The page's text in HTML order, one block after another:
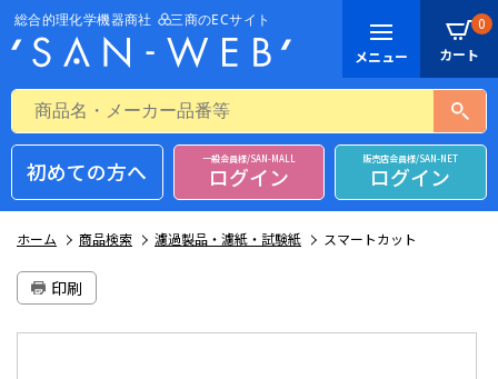
0
初めての方へ 一般会員様/SAN-MALL
ログイン
販売店会員様/SAN-NET
ログイン
ホーム 商品検索 濾過製品・濾紙・試験紙 スマートカット
印刷